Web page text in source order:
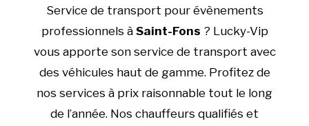
Service de transport pour évènements
professionnels à Saint-Fons ? Lucky-Vip
vous apporte son service de transport avec
des véhicules haut de gamme. Profitez de
nos services à prix raisonnable tout le long
de l’année. Nos chauffeurs qualifiés et